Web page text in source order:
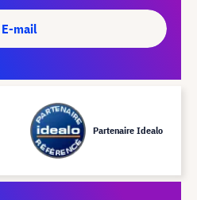
E-mail
Partenaire Idealo